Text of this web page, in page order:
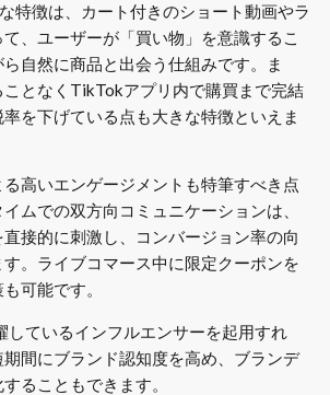
特徴は、カート付きのショート動画やラ
、ユーザーが「買い物」を意識するこ
自然に商品と出会う仕組みです。ま
ことなくTikTokアプリ内で購買まで完結
を下げている点も大きな特徴といえま
高いエンゲージメントも特筆すべき点
ムでの双方向コミュニケーションは、
接的に刺激し、コンバージョン率の向
す。ライブコマース中に限定クーポンを
可能です。
しているインフルエンサーを起用すれ
間にブランド認知度を高め、ブランデ
ることもできます。